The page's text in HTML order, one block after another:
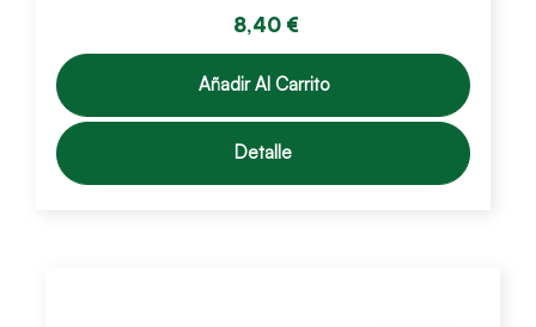
8,40 €
Añadir Al Carrito
Detalle